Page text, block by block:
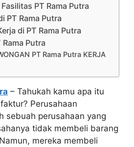
PT Rama Putra
PT Rama Putra
di PT Rama Putra
Rama Putra
PT Rama Putra KERJA
– Tahukah kamu apa itu
Perusahaan
sebuah perusahaan yang
tidak membeli barang
mereka membeli